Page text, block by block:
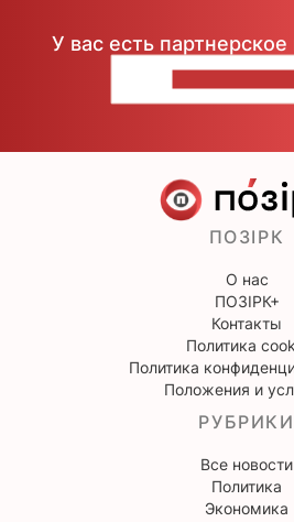
У вас есть
ПОЗІРК
О нас
ПОЗІРК+
Контакты
Политика
Политика
Положения и
РУБРИКИ
Все новости
Политика
Экономика